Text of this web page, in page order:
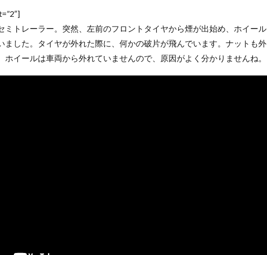
宅飲み、レベチｗｗｗｗｗｗ
ーシアに移住ｗｗｗｗｗｗｗ
、完成度が高いと話題にｗｗ
ハードオフに売っていた4万4000円のフィギュアがヤバす
ぎる...
(5/20)
海外「この少年にとって忘れられない経験になったな」危
険な手術... (5/20)
ミトレーラー。突然、左前のフロントタイヤから煙が出始め、ホイール
ました。タイヤが外れた際に、何かの破片が飛んでいます。ナットも外
ホイールは車両から外れていませんので、原因がよく分かりませんね。